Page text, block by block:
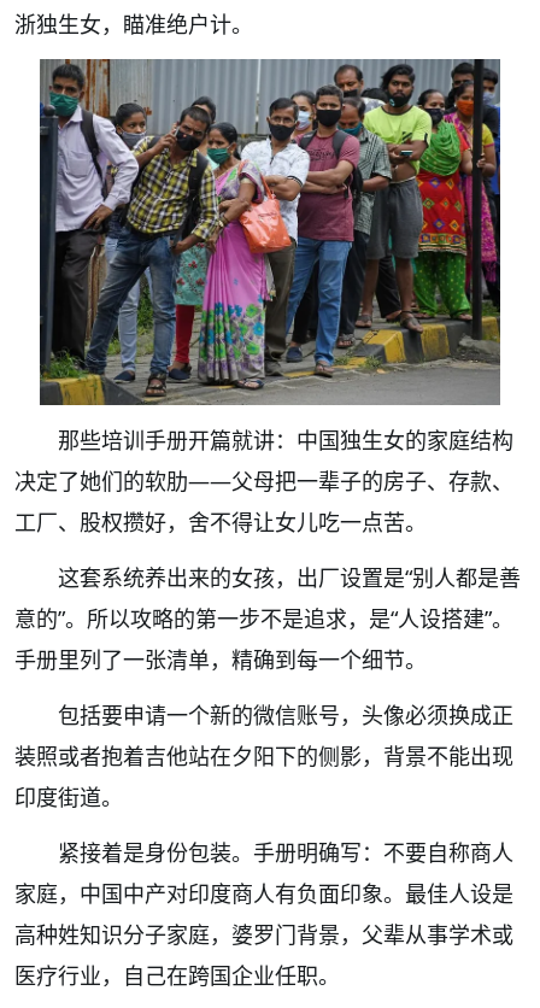
浙独生女，瞄准绝户计。
那些培训手册开篇就讲：中国独生女的家庭结构
决定了她们的软肋——父母把一辈子的房子、存款、
工厂、股权攒好，舍不得让女儿吃一点苦。
这套系统养出来的女孩，出厂设置是“别人都是善
意的”。所以攻略的第一步不是追求，是“人设搭建”。
手册里列了一张清单，精确到每一个细节。
包括要申请一个新的微信账号，头像必须换成正
装照或者抱着吉他站在夕阳下的侧影，背景不能出现
印度街道。
紧接着是身份包装。手册明确写：不要自称商人
家庭，中国中产对印度商人有负面印象。最佳人设是
高种姓知识分子家庭，婆罗门背景，父辈从事学术或
医疗行业，自己在跨国企业任职。